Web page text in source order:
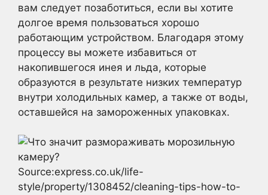
вам следует позаботиться, если вы хотите
долгое время пользоваться хорошо
работающим устройством. Благодаря этому
процессу вы можете избавиться от
накопившегося инея и льда, которые
образуются в результате низких температур
внутри холодильных камер, а также от воды,
оставшейся на замороженных упаковках.
Source:express.co.uk/life-
style/property/1308452/cleaning-tips-how-to-